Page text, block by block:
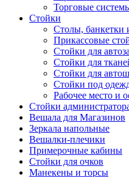
Торговые
Стойки
Столы, банкетки
Прикассовые
Стойки для
Стойки для
Стойки для
Стойки под
Рабочее место и
Стойки
Вешала для Магазинов
Зеркала напольные
Вешалки-плечики
Примерочные кабины
Стойки для очков
Манекены и торсы